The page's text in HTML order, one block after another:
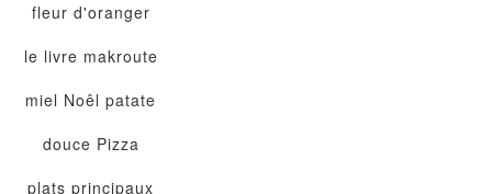
fleur d'oranger
le livre makroute
miel Noêl patate
douce Pizza
plats principaux